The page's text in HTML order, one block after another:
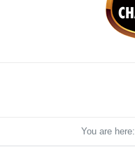
You are here: